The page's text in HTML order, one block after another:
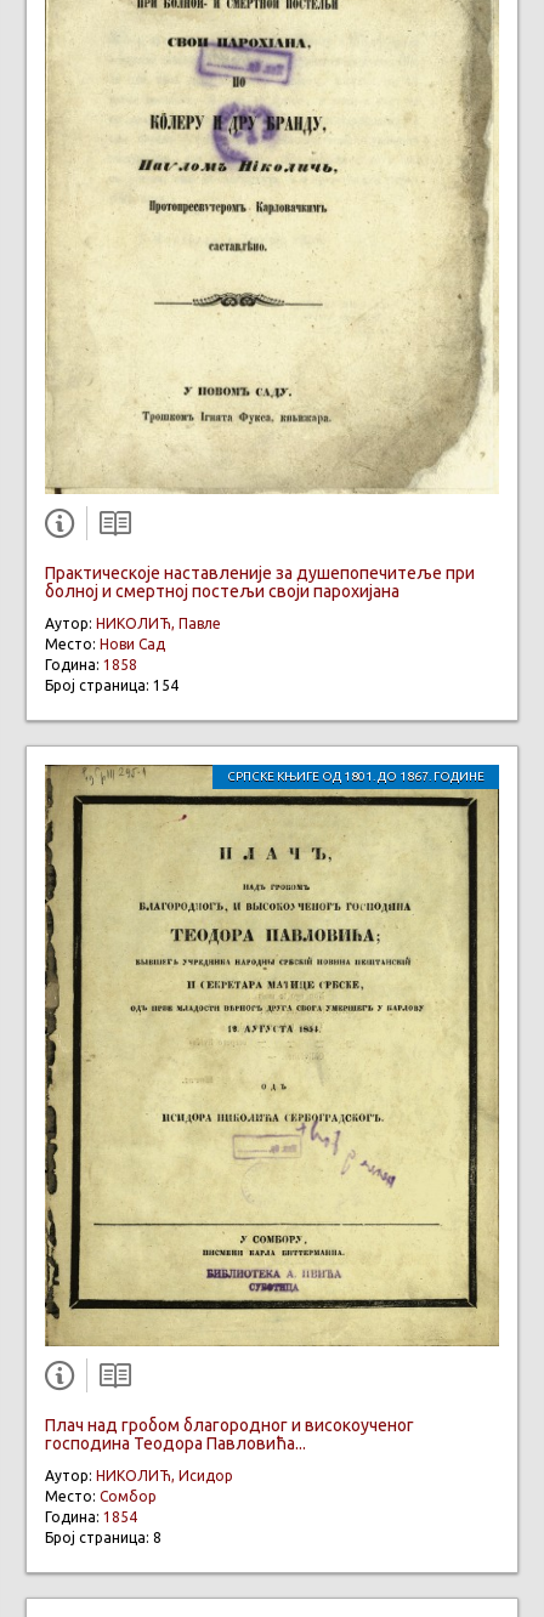
Практическоје наставленије за душепопечитеље при
болној и смертној постељи своји парохијана
Аутор: НИКОЛИЋ, Павле
Место: Нови Сад
Година: 1858
Број страница: 154
СРПСКЕ КЊИГЕ ОД 1801. ДО 1867. ГОДИНЕ
Плач над гробом благородног и високоученог
господина Теодора Павловића...
Аутор: НИКОЛИЋ, Исидор
Место: Сомбор
Година: 1854
Број страница: 8